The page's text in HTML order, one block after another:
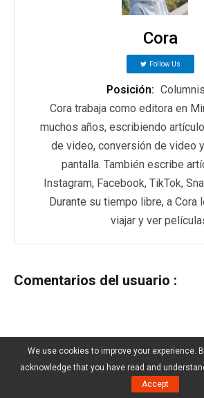
Cora
Follow Us
Posición:
Cora trabaja como editora en
muchos años, escribiendo
de video, conversión de video
pantalla. También escribe
Instagram, Facebook, TikTok,
Durante su tiempo libre, a Cora
viajar y ver
Comentarios del usuario :
We use cookies to improve your experience.
acknowledge that you have read and
Accept